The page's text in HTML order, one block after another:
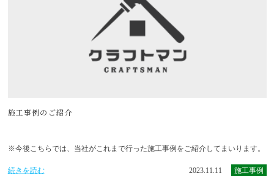
施工事例のご紹介
※今後こちらでは、当社がこれまで行った施工事例をご紹介してまいります。
続きを読む 2023.11.11 施工事例